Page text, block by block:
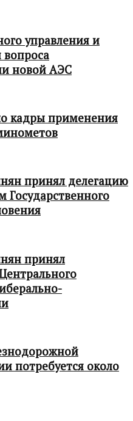
управления и
вопроса
новой АЭС
кадры применения
принял делегацию
Государственного
принял
потребуется около